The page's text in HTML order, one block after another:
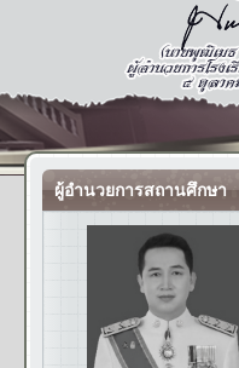
ผู้อำนวยการสถานศึกษา